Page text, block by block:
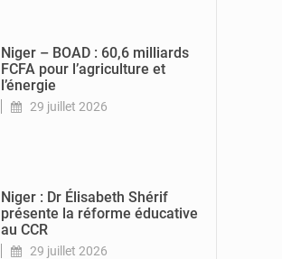
Niger – BOAD : 60,6 milliards
FCFA pour l’agriculture et
l’énergie
29 juillet 2026
Niger : Dr Élisabeth Shérif
présente la réforme éducative
au CCR
29 juillet 2026